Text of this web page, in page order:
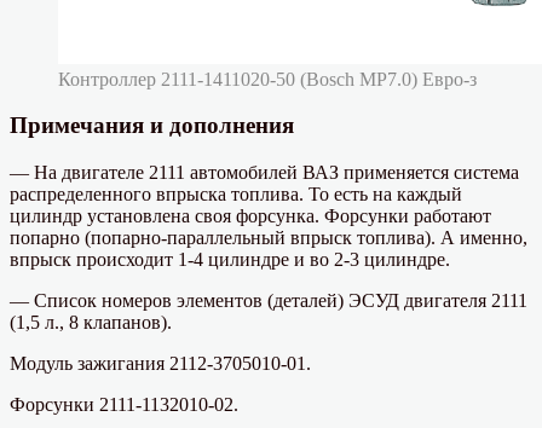
Контроллер 2111-1411020-50 (Bosch MP7.0) Евро-з
Примечания и дополнения
— На двигателе 2111 автомобилей ВАЗ применяется система
распределенного впрыска топлива. То есть на каждый
цилиндр установлена своя форсунка. Форсунки работают
попарно (попарно-параллельный впрыск топлива). А именно,
впрыск происходит 1-4 цилиндре и во 2-3 цилиндре.
— Список номеров элементов (деталей) ЭСУД двигателя 2111
(1,5 л., 8 клапанов).
Модуль зажигания 2112-3705010-01.
Форсунки 2111-1132010-02.